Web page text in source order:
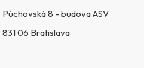
Púchovská 8 - budova ASV
831 06 Bratislava